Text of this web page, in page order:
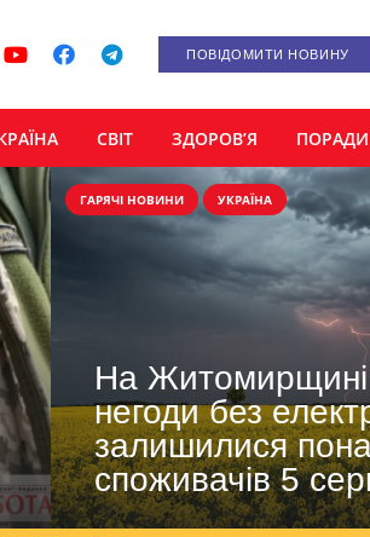
ПОВІДОМИТИ НОВИНУ
СВІТ ЗДОРОВ’Я ПОРАДИ
ГАРЯЧІ НОВИНИ УКРАЇНА
На Житомирщині
негоди без
залишилися
споживачів 5